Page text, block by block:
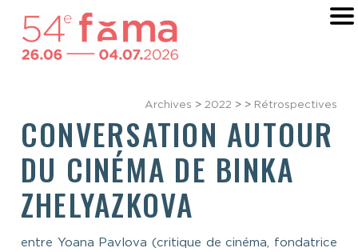
Archives > 2022 > > Rétrospectives
CONVERSATION AUTOUR
DU CINÉMA DE BINKA
ZHELYAZKOVA
entre Yoana Pavlova (critique de cinéma, fondatrice